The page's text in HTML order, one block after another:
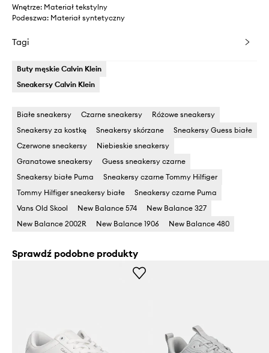
Wnętrze: Materiał tekstylny
Podeszwa: Materiał syntetyczny
Tagi
Buty męskie Calvin Klein
Sneakersy Calvin Klein
Białe sneakersy Czarne sneakersy
Różowe sneakersy
Sneakersy za kostkę
Sneakersy skórzane
Sneakersy Guess białe
Czerwone sneakersy
Niebieskie sneakersy
Granatowe sneakersy
Guess sneakersy czarne
Sneakersy białe Puma
Sneakersy czarne Tommy Hilfiger
Tommy Hilfiger sneakersy białe
Sneakersy czarne Puma
Vans Old Skool
New Balance 574
New Balance 327
New Balance 2002R
New Balance 1906 New Balance 480
Sprawdź podobne produkty